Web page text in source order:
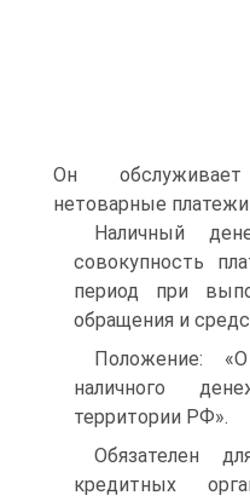
Он
нетоварные
Наличный
совокупность
период при
обращения и
Положение: «О
наличного
территории РФ».
Обязателен
кредитных